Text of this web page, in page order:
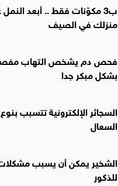
ب3 مكوّنات فقط .. أبعد
منزلك في الصيف
فحص دم يشخص التهاب مفصل
بشكل مبكر جدا
السجائر الإلكترونية تتسبب
السعال
الشخير يمكن أن يسبب
للذكور